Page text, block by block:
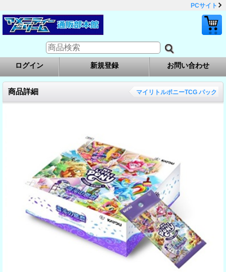
PCサイト
ログイン 新規登録 お問い合わせ
商品詳細 マイリトルポニーTCG パック